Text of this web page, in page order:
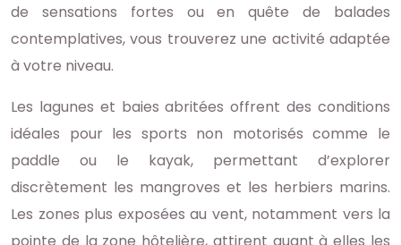
de sensations fortes ou en quête de balades
contemplatives, vous trouverez une activité adaptée
à votre niveau.
Les lagunes et baies abritées offrent des conditions
idéales pour les sports non motorisés comme le
paddle ou le kayak, permettant d’explorer
discrètement les mangroves et les herbiers marins.
Les zones plus exposées au vent, notamment vers la
pointe de la zone hôtelière, attirent quant à elles les